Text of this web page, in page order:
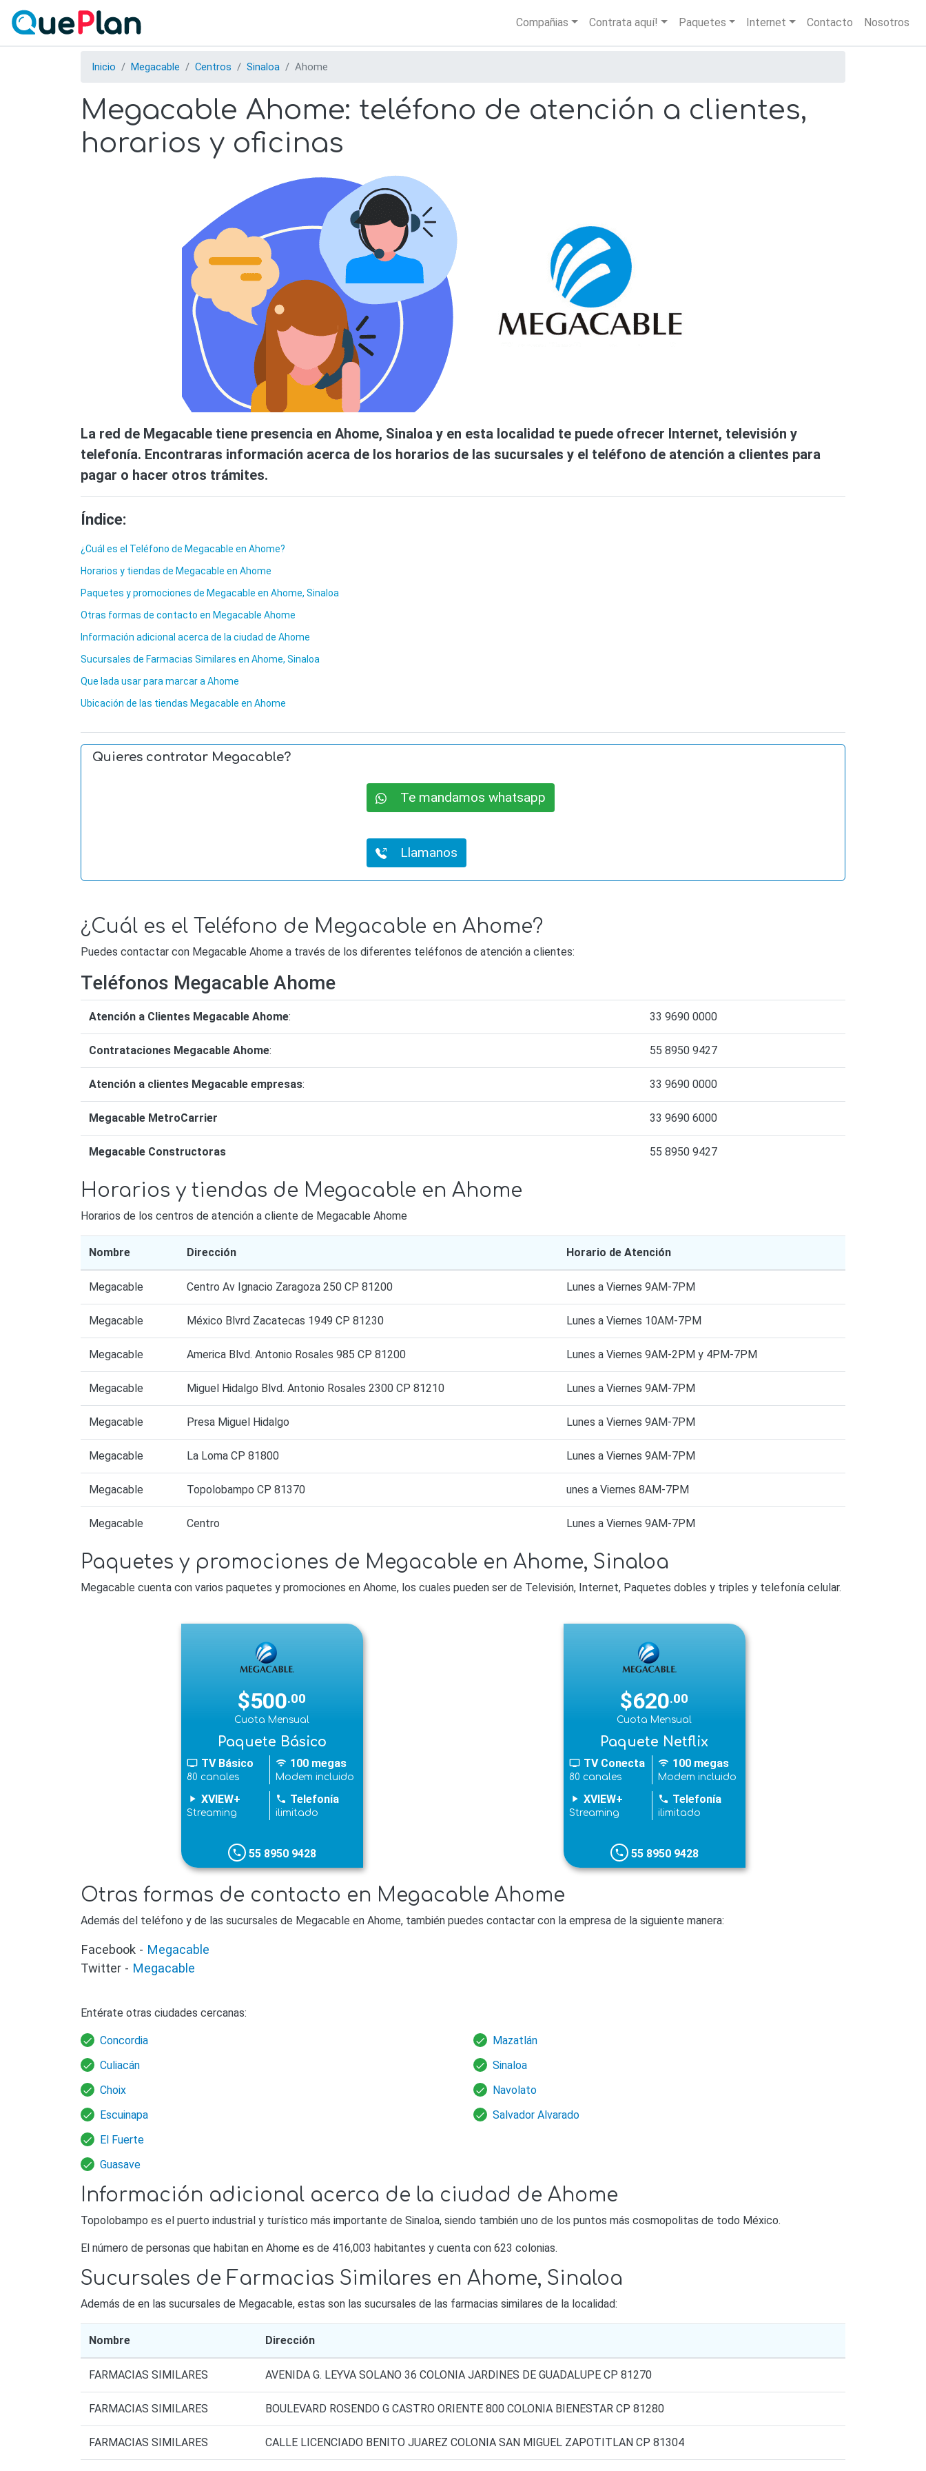
Main navigation
Compañias Contrata aquí! Paquetes Internet Contacto Nosotros
Inicio Megacable Centros Sinaloa Ahome
Megacable Ahome: teléfono de atención a clientes,
horarios y oficinas
La red de Megacable tiene presencia en Ahome, Sinaloa y en esta localidad te puede ofrecer Internet, televisión y
telefonía. Encontraras información acerca de los horarios de las sucursales y el teléfono de atención a clientes para
pagar o hacer otros trámites.
Índice:
¿Cuál es el Teléfono de Megacable en Ahome?
Horarios y tiendas de Megacable en Ahome
Paquetes y promociones de Megacable en Ahome, Sinaloa
Otras formas de contacto en Megacable Ahome
Información adicional acerca de la ciudad de Ahome
Sucursales de Farmacias Similares en Ahome, Sinaloa
Que lada usar para marcar a Ahome
Ubicación de las tiendas Megacable en Ahome
Quieres contratar Megacable?
Te mandamos whatsapp
Llamanos
¿Cuál es el Teléfono de Megacable en Ahome?
Puedes contactar con Megacable Ahome a través de los diferentes teléfonos de atención a clientes:
Teléfonos Megacable Ahome
Atención a Clientes Megacable Ahome: 33 9690 0000
Contrataciones Megacable Ahome: 55 8950 9427
Atención a clientes Megacable empresas: 33 9690 0000
Megacable MetroCarrier 33 9690 6000
Megacable Constructoras 55 8950 9427
Horarios y tiendas de Megacable en Ahome
Horarios de los centros de atención a cliente de Megacable Ahome
Nombre Dirección Horario de Atención
Megacable Centro Av Ignacio Zaragoza 250 CP 81200 Lunes a Viernes 9AM-7PM
Megacable México Blvrd Zacatecas 1949 CP 81230 Lunes a Viernes 10AM-7PM
Megacable America Blvd. Antonio Rosales 985 CP 81200 Lunes a Viernes 9AM-2PM y 4PM-7PM
Megacable Miguel Hidalgo Blvd. Antonio Rosales 2300 CP 81210 Lunes a Viernes 9AM-7PM
Megacable Presa Miguel Hidalgo Lunes a Viernes 9AM-7PM
Megacable La Loma CP 81800 Lunes a Viernes 9AM-7PM
Megacable Topolobampo CP 81370 unes a Viernes 8AM-7PM
Megacable Centro Lunes a Viernes 9AM-7PM
Paquetes y promociones de Megacable en Ahome, Sinaloa
Megacable cuenta con varios paquetes y promociones en Ahome, los cuales pueden ser de Televisión, Internet, Paquetes dobles y triples y telefonía celular.
$500.00
Cuota Mensual
Paquete Básico
tv TV Básico
80 canales
wifi 100 megas
Modem incluido
play_arrow XVIEW+
Streaming
phone Telefonía
ilimitado
phone 55 8950 9428
$620.00
Cuota Mensual
Paquete Netflix
tv TV Conecta
80 canales
wifi 100 megas
Modem incluido
play_arrow XVIEW+
Streaming
phone Telefonía
ilimitado
phone 55 8950 9428
Otras formas de contacto en Megacable Ahome
Además del teléfono y de las sucursales de Megacable en Ahome, también puedes contactar con la empresa de la siguiente manera:
Facebook - Megacable
Twitter - Megacable
Entérate otras ciudades cercanas:
Concordia
Culiacán
Choix
Escuinapa
El Fuerte
Guasave
Mazatlán
Sinaloa
Navolato
Salvador Alvarado
Información adicional acerca de la ciudad de Ahome
Topolobampo es el puerto industrial y turístico más importante de Sinaloa, siendo también uno de los puntos más cosmopolitas de todo México.
El número de personas que habitan en Ahome es de 416,003 habitantes y cuenta con 623 colonias.
Sucursales de Farmacias Similares en Ahome, Sinaloa
Además de en las sucursales de Megacable, estas son las sucursales de las farmacias similares de la localidad:
Nombre Dirección
FARMACIAS SIMILARES AVENIDA G. LEYVA SOLANO 36 COLONIA JARDINES DE GUADALUPE CP 81270
FARMACIAS SIMILARES BOULEVARD ROSENDO G CASTRO ORIENTE 800 COLONIA BIENESTAR CP 81280
FARMACIAS SIMILARES CALLE LICENCIADO BENITO JUAREZ COLONIA SAN MIGUEL ZAPOTITLAN CP 81304